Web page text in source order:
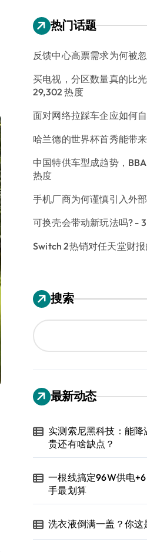
热门话题
反馈中心高票需求为何被
买电视，分区数量真的比
29,302 热度
面对网络拉踩车企应如何
哈兰德的世界杯首秀能带
中国特供车型成趋势，
热度
手机厂商为何谨慎引入外
可换壳会带动新玩法吗? -
Switch 2热销对任天堂财
搜索
最新动态
实测索尼黑科技：能降
贵还有啥缺点？
一根线搞定96W供电
手最划算
洗衣液倒满一盖？你这